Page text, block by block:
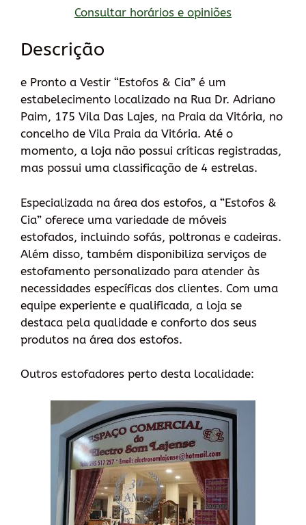
Consultar horários e opiniões
Descrição
e Pronto a Vestir “Estofos & Cia” é um
estabelecimento localizado na Rua Dr. Adriano
Paim, 175 Vila Das Lajes, na Praia da Vitória, no
concelho de Vila Praia da Vitória. Até o
momento, a loja não possui críticas registradas,
mas possui uma classificação de 4 estrelas.
Especializada na área dos estofos, a “Estofos &
Cia” oferece uma variedade de móveis
estofados, incluindo sofás, poltronas e cadeiras.
Além disso, também disponibiliza serviços de
estofamento personalizado para atender às
necessidades específicas dos clientes. Com uma
equipe experiente e qualificada, a loja se
destaca pela qualidade e conforto dos seus
produtos na área dos estofos.
Outros estofadores perto desta localidade: